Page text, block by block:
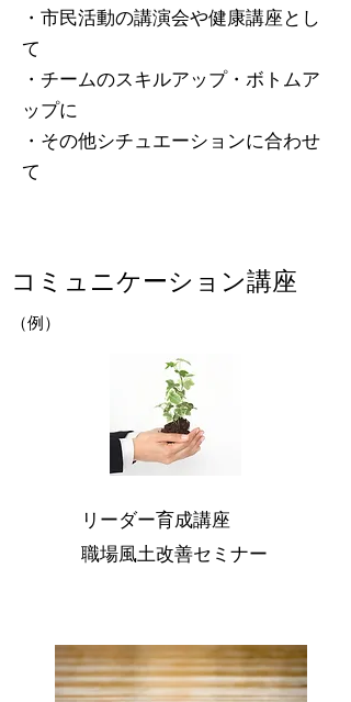
・市民活動の講演会や健康講座とし
て
・チームのスキルアップ・ボトムア
ップに
​・その他シチュエーションに合わせ
て
コミュニケーション講座
（例）
リーダー育成講座
​職場風土改善セミナー